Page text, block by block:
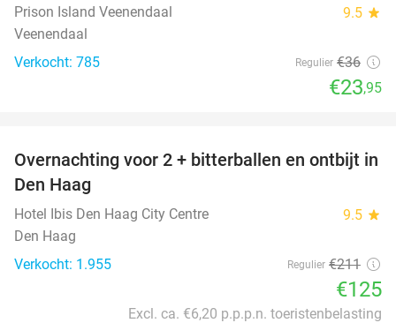
Prison Island Veenendaal 9.5 star
Veenendaal
Verkocht: 785
Regulier €36
€23,95
41%
Overnachting voor 2 + bitterballen en ontbijt in
Den Haag
Hotel Ibis Den Haag City Centre 9.5 star
Den Haag
Verkocht: 1.955
Regulier €211
€125
Excl. ca. €6,20 p.p.p.n. toeristenbelasting